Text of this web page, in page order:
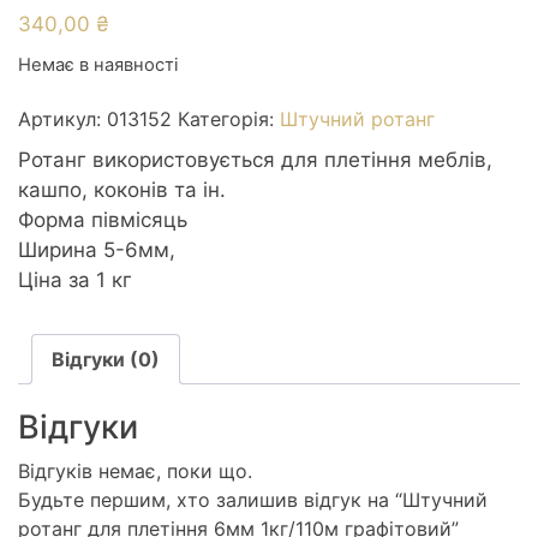
340,00 ₴
Немає в наявності
Артикул: 013152 Категорія: Штучний ротанг
Ротанг використовується для плетіння меблів,
кашпо, коконів та ін.
Форма півмісяць
Ширина 5-6мм,
Ціна за 1 кг
Відгуки (0)
Відгуки
Відгуків немає, поки що.
Будьте першим, хто залишив відгук на “Штучний
ротанг для плетіння 6мм 1кг/110м графiтовий”